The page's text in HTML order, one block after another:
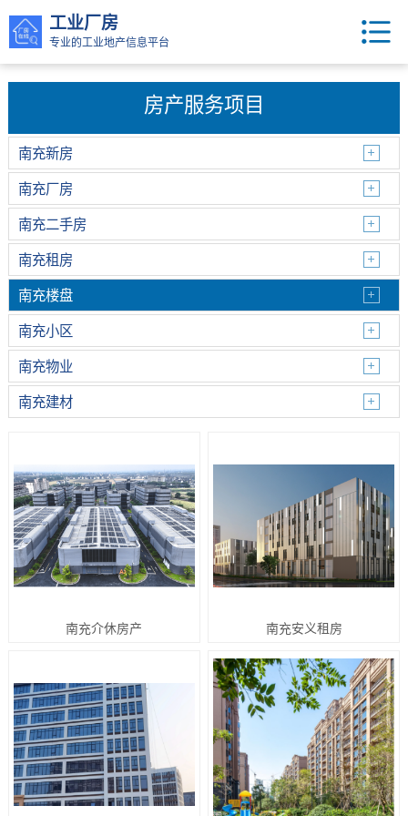
工业厂房
专业的工业地产信息平台
房产服务项目
南充新房
南充厂房
南充二手房
南充租房
南充楼盘
南充小区
南充物业
南充建材
南充介休房产 南充安义租房